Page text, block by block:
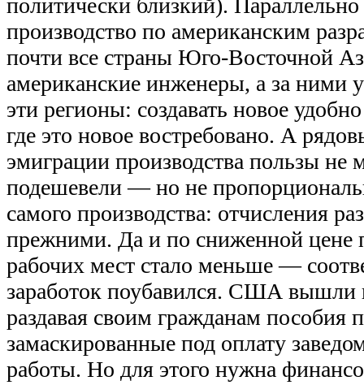
политически близкий).
производство по американским
почти все страны Юго-Восточной
американские инженеры, а за ними
эти регионы: создавать новое
где это новое востребовано. А
эмиграции производства пользы не
подешевели — но не
самого производства: отчисления
прежними. Да и по сниженной цене
рабочих мест стало меньше —
заработок поубавился. США вышли
раздавая своим гражданам пособия
замаскированные под оплату
работы. Но для этого нужна